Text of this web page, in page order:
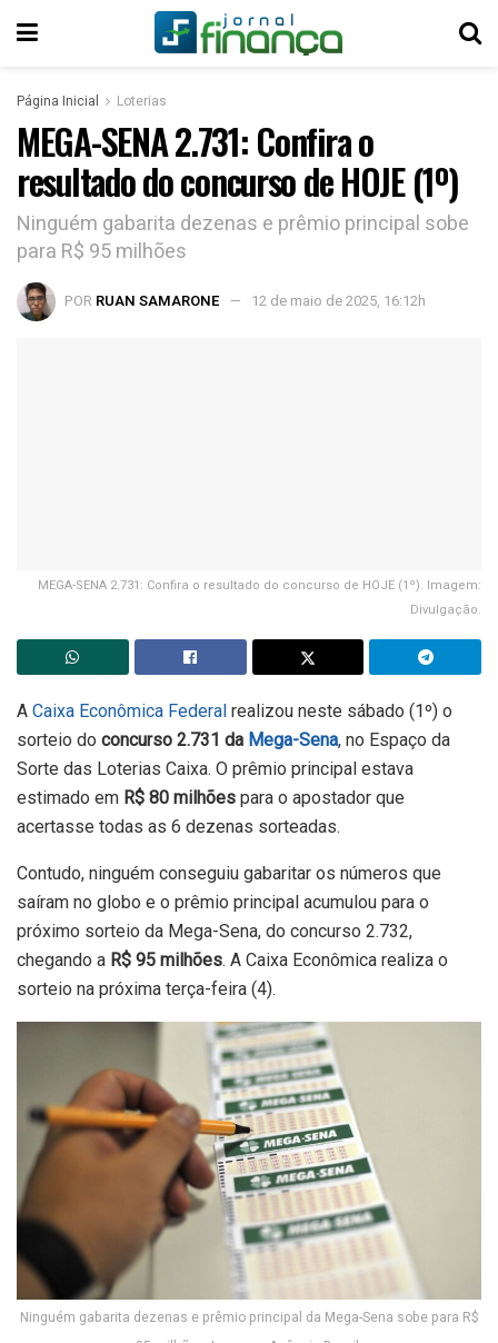
Página Inicial Loterias
MEGA-SENA 2.731: Confira o
resultado do concurso de HOJE (1º)
Ninguém gabarita dezenas e prêmio principal sobe
para R$ 95 milhões
POR RUAN SAMARONE 12 de maio de 2025, 16:12h
MEGA-SENA 2.731: Confira o resultado do concurso de HOJE (1º). Imagem:
Divulgação.
A Caixa Econômica Federal realizou neste sábado (1º) o
sorteio do concurso 2.731 da Mega-Sena, no Espaço da
Sorte das Loterias Caixa. O prêmio principal estava
estimado em R$ 80 milhões para o apostador que
acertasse todas as 6 dezenas sorteadas.
Contudo, ninguém conseguiu gabaritar os números que
saíram no globo e o prêmio principal acumulou para o
próximo sorteio da Mega-Sena, do concurso 2.732,
chegando a R$ 95 milhões. A Caixa Econômica realiza o
sorteio na próxima terça-feira (4).
Ninguém gabarita dezenas e prêmio principal da Mega-Sena sobe para R$